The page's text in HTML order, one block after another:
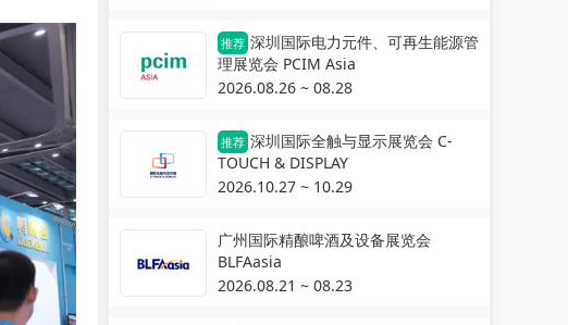
推荐 深圳国际电力元件、可再生能源管
理展览会 PCIM Asia
2026.08.26 ~ 08.28
推荐 深圳国际全触与显示展览会 C-
TOUCH & DISPLAY
2026.10.27 ~ 10.29
广州国际精酿啤酒及设备展览会
BLFAasia
2026.08.21 ~ 08.23